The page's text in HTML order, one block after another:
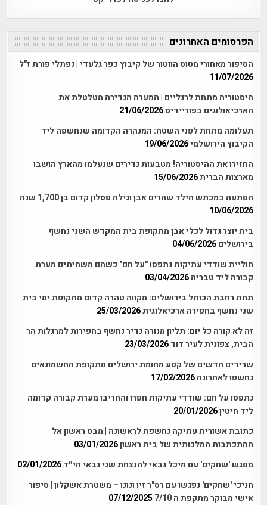
הפרסומים האחרונים
הסיפור מאחורי מטוס הווטור של קיבוץ כפר גלעדי | נפתלי פורת ז"ל
11/07/2026
היסטוריה מתחת לרגליים | המערה הנדירה מטלטלת את
הארכיאולוגים בפוריידיס21/06/2026
תעלומה מתחת לפני השטח: המנהרה הקדומה שנחשפה ליד
הקיבוץ הירושלמי19/06/2026
החזירו את ההיסטוריה! מטבעות נדירים שנעלמו מהארץ הושבו
מארצות הברית15/06/2026
הפתעה במכתש הילד שהרים אבן וגילה פסלון קדום בן 1,700 שנה
10/06/2026
בית יוצר גדול לכלי אבן מתקופת בית המקדש השני נחשף
בירושלים 04/06/2026
חוליית שודדי עתיקות נתפסו "על חם" כשהם משחיתים מערת
קבורה ליד טבריה 03/04/2026
תחת רחבת הכותל בירושלים: מקווה טהרה קדום מתקופת ימי בית
שני נחשף בחפירה ארכיאלוגית25/03/2026
זה לא קורה כל יום: תליון מנורה נדיר נחשף בחפירות למרגלות הר
הבית, צפונית לעיר דוד 23/03/2026
שרידים חדשים של קטע מחומת ירושלים מתקופת החשמונאים
נחשפו לאחרונה 17/02/2026
נתפסו על חם: שודדי עתיקות חפרו והחריבו מערת קבורה קדומה
ליד חיטין20/01/2026
כתובת אשורית עתיקה נחשפת לראשונה | מבט ראשון אל
ההתכתבות המלכותית של בית ראשון03/01/2026
מפגש 'שחקים' עם מיכל גבאי להנצחת שני גבאי הי״ד 02/01/2026
חניכי 'שחקים' נפגשו עם רס"ר זיו ונונו – משטרת אשקלון | סיפור
אישי מבוקר מתקפת ה 7/10
07/12/2025